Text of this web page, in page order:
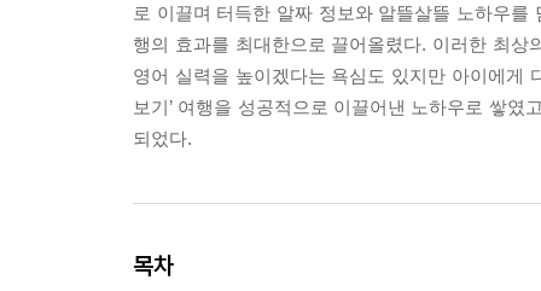
로 이끌며 터득한 알짜 정보와 알뜰살뜰 노하우
행의 효과를 최대한으로 끌어올렸다. 이러한 최
영어 실력을 높이겠다는 욕심도 있지만 아이에게
보기’ 여행을 성공적으로 이끌어낸 노하우로 쌓
되었다.
목차